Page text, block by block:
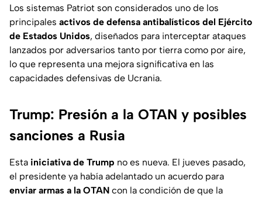
Los sistemas Patriot son considerados uno de los
principales activos de defensa antibalísticos del Ejército
de Estados Unidos, diseñados para interceptar ataques
lanzados por adversarios tanto por tierra como por aire,
lo que representa una mejora significativa en las
capacidades defensivas de Ucrania.
Trump: Presión a la OTAN y posibles
sanciones a Rusia
Esta iniciativa de Trump no es nueva. El jueves pasado,
el presidente ya había adelantado un acuerdo para
enviar armas a la OTAN con la condición de que la